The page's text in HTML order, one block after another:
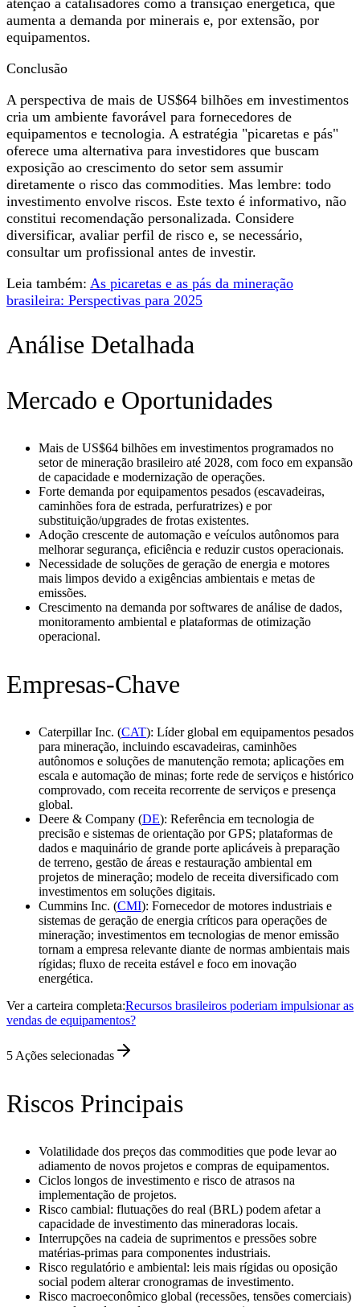
aumenta a demanda por minerais e, por extensão, por
equipamentos.
Conclusão
A perspectiva de mais de US$64 bilhões em investimentos
cria um ambiente favorável para fornecedores de
equipamentos e tecnologia. A estratégia "picaretas e pás"
oferece uma alternativa para investidores que buscam
exposição ao crescimento do setor sem assumir
diretamente o risco das commodities. Mas lembre: todo
investimento envolve riscos. Este texto é informativo, não
constitui recomendação personalizada. Considere
diversificar, avaliar perfil de risco e, se necessário,
consultar um profissional antes de investir.
Leia também: As picaretas e as pás da mineração
brasileira: Perspectivas para 2025
Análise Detalhada
Mercado e Oportunidades
Mais de US$64 bilhões em investimentos programados no
setor de mineração brasileiro até 2028, com foco em expansão
de capacidade e modernização de operações.
Forte demanda por equipamentos pesados (escavadeiras,
caminhões fora de estrada, perfuratrizes) e por
substituição/upgrades de frotas existentes.
Adoção crescente de automação e veículos autônomos para
melhorar segurança, eficiência e reduzir custos operacionais.
Necessidade de soluções de geração de energia e motores
mais limpos devido a exigências ambientais e metas de
emissões.
Crescimento na demanda por softwares de análise de dados,
monitoramento ambiental e plataformas de otimização
operacional.
Empresas-Chave
Caterpillar Inc. (CAT): Líder global em equipamentos pesados
para mineração, incluindo escavadeiras, caminhões
autônomos e soluções de manutenção remota; aplicações em
escala e automação de minas; forte rede de serviços e histórico
comprovado, com receita recorrente de serviços e presença
global.
Deere & Company (DE): Referência em tecnologia de
precisão e sistemas de orientação por GPS; plataformas de
dados e maquinário de grande porte aplicáveis à preparação
de terreno, gestão de áreas e restauração ambiental em
projetos de mineração; modelo de receita diversificado com
investimentos em soluções digitais.
Cummins Inc. (CMI): Fornecedor de motores industriais e
sistemas de geração de energia críticos para operações de
mineração; investimentos em tecnologias de menor emissão
tornam a empresa relevante diante de normas ambientais mais
rígidas; fluxo de receita estável e foco em inovação
energética.
Ver a carteira completa:Recursos brasileiros poderiam impulsionar as
vendas de equipamentos?
5 Ações selecionadas
Riscos Principais
Volatilidade dos preços das commodities que pode levar ao
adiamento de novos projetos e compras de equipamentos.
Ciclos longos de investimento e risco de atrasos na
implementação de projetos.
Risco cambial: flutuações do real (BRL) podem afetar a
capacidade de investimento das mineradoras locais.
Interrupções na cadeia de suprimentos e pressões sobre
matérias‑primas para componentes industriais.
Risco regulatório e ambiental: leis mais rígidas ou oposição
social podem alterar cronogramas de investimento.
Risco macroeconômico global (recessões, tensões comerciais)